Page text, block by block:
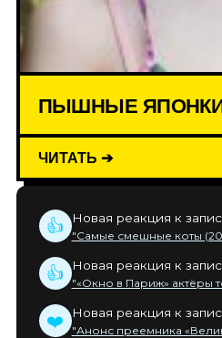
ПЫШНЫЕ
ЧИТАТЬ ➔
👍 Новая реакция к
"Самые смешные коты
👍 Новая реакция к
"«Окно в Париж» актёры
❤️ Новая реакция к
"Анонс преемника